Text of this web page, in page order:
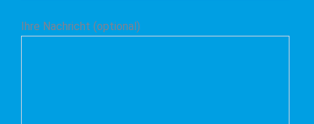
Ihre Nachricht (optional)